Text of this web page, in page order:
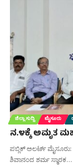
ಜಿಲ್ಲಾ ಸುದ್ದಿ ಮೈಸೂರು
ನ.೪ಕ್ಕೆ ಅಮೃತ
ಪಬ್ಲಿಕ್ ಅಲರ್ಟ್
ಶಿವಾನಂದ ಶರ್ಮ ಸ್ಮಾರಕ…